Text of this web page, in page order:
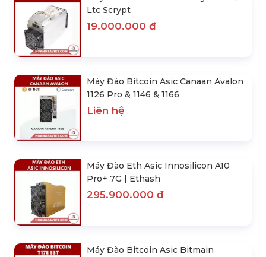
Ltc Scrypt
19.000.000 đ
Máy Đào Bitcoin Asic Canaan Avalon
1126 Pro & 1146 & 1166
Liên hệ
Máy Đào Eth Asic Innosilicon A10
Pro+ 7G | Ethash
295.900.000 đ
Máy Đào Bitcoin Asic Bitmain